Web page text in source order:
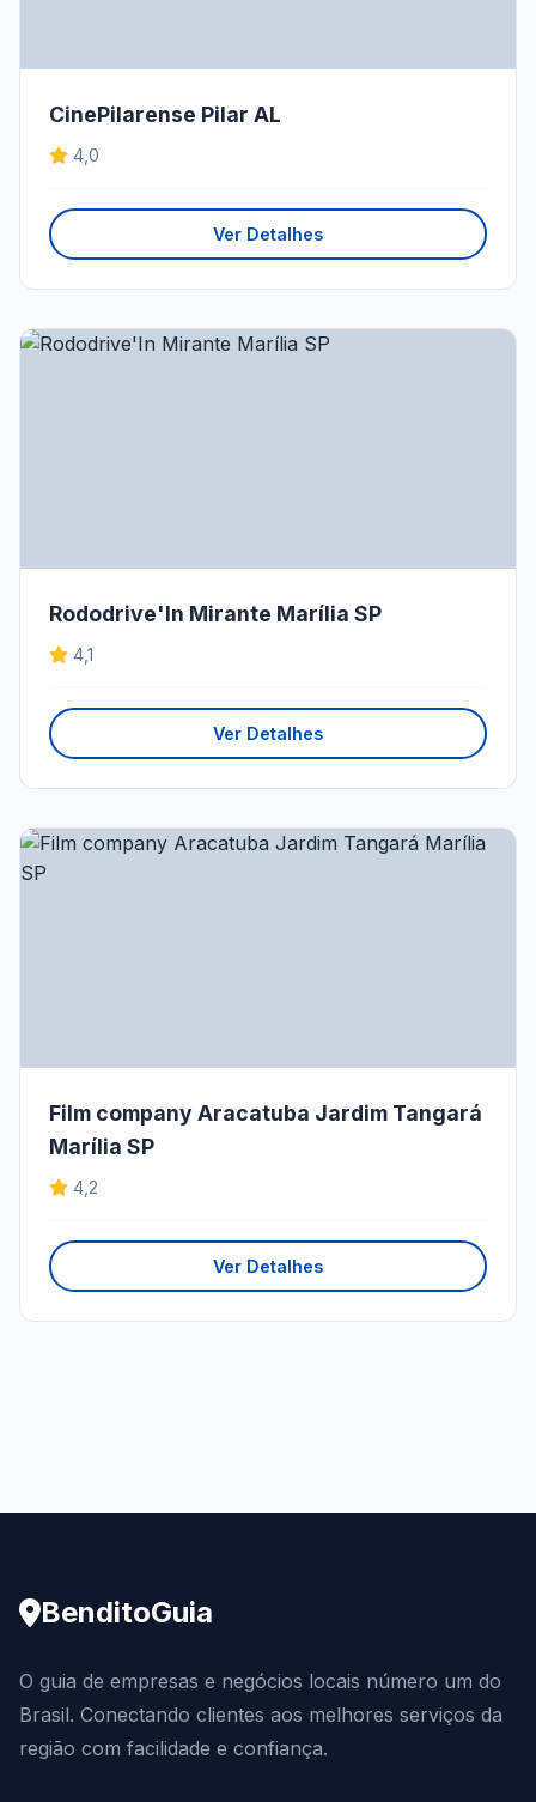
CinePilarense Pilar AL
4,0
Ver Detalhes
Rododrive'In Mirante Marília SP
4,1
Ver Detalhes
Film company Aracatuba Jardim Tangará
Marília SP
4,2
Ver Detalhes
BenditoGuia
O guia de empresas e negócios locais número um do
Brasil. Conectando clientes aos melhores serviços da
região com facilidade e confiança.